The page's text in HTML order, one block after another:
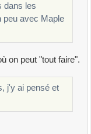
dans les
peu avec Maple
on peut "tout faire".
j'y ai pensé et